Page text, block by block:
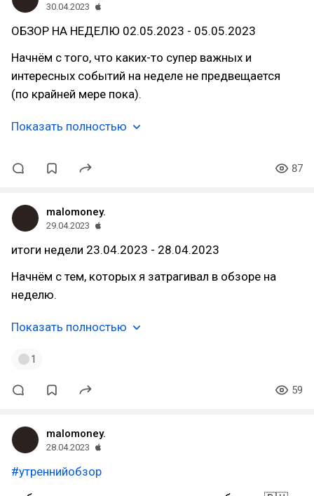
30.04.2023
ОБЗОР НА НЕДЕЛЮ 02.05.2023 - 05.05.2023
Начнём с того, что каких-то супер важных и
интересных событий на неделе не предвещается
(по крайней мере пока).
Показать полностью
87
malomoney.
29.04.2023
итоги недели 23.04.2023 - 28.04.2023
Начнём с тем, которых я затрагивал в обзоре на
неделю.
Показать полностью
1
59
malomoney.
28.04.2023
#утреннийобзор